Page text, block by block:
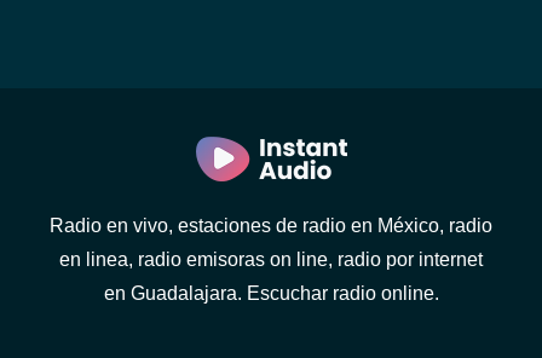
Radio en vivo, estaciones de radio en México, radio
en linea, radio emisoras on line, radio por internet
en Guadalajara. Escuchar radio online.